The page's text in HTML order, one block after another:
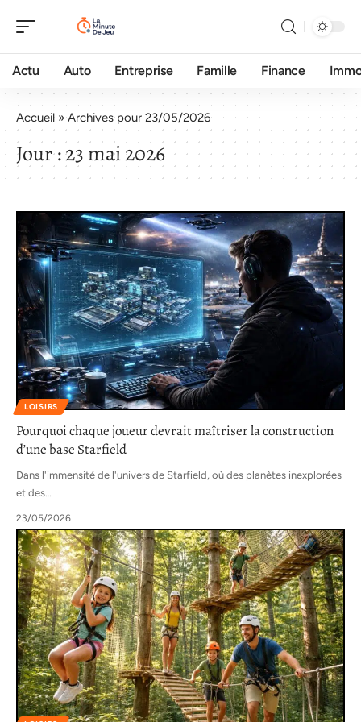
Actu Auto Entreprise Famille Finance
Accueil »Archives pour 23/05/2026
Jour :23 mai 2026
LOISIRS
Pourquoi chaque joueur devrait maîtriser la construction
d’une base Starfield
Dans l'immensité de l'univers de Starfield, où des planètes inexplorées
et des
23/05/2026